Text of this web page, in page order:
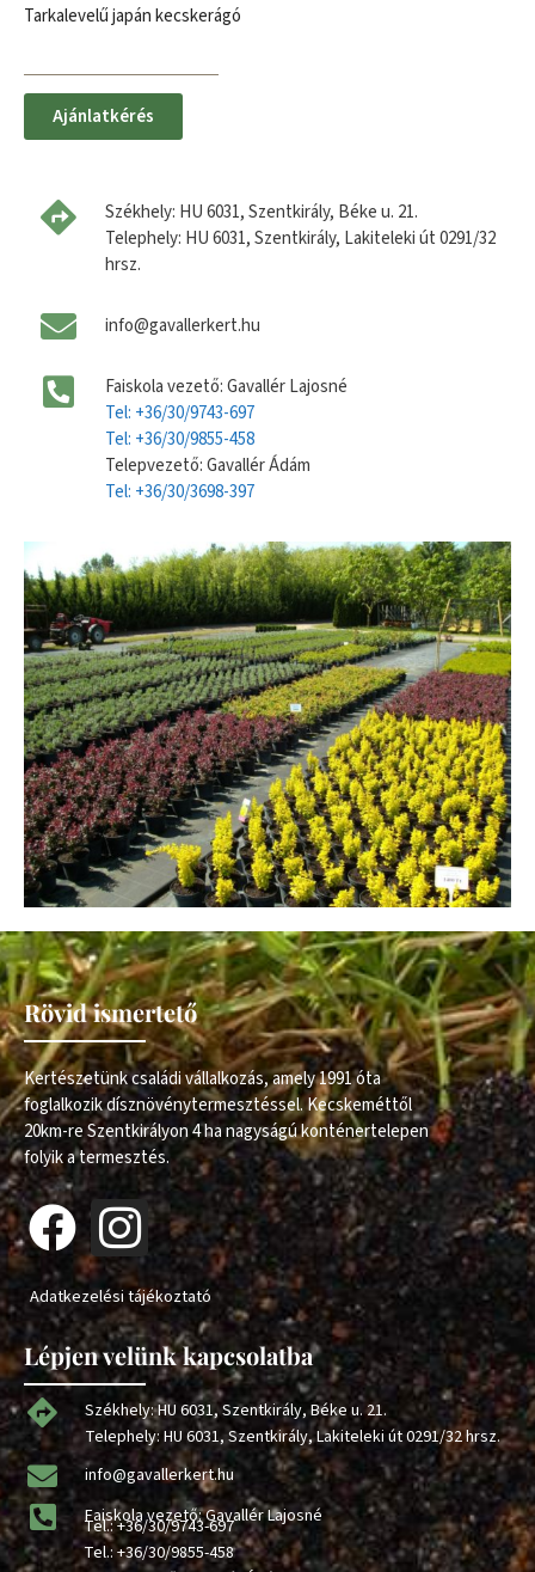
Tarkalevelű japán kecskerágó
Ajánlatkérés
Székhely: HU 6031, Szentkirály, Béke u. 21.
Telephely: HU 6031, Szentkirály, Lakiteleki út 0291/32
hrsz.
info@gavallerkert.hu
Faiskola vezető: Gavallér Lajosné
Tel: +36/30/9743-697
Tel: +36/30/9855-458
Telepvezető: Gavallér Ádám
Tel: +36/30/3698-397
Rövid ismertető
Kertészetünk családi vállalkozás, amely 1991 óta
foglalkozik dísznövénytermesztéssel. Kecskeméttől
20km-re Szentkirályon 4 ha nagyságú konténertelepen
folyik a termesztés.
Adatkezelési tájékoztató
Lépjen velünk kapcsolatba
Székhely: HU 6031, Szentkirály, Béke u. 21.
Telephely: HU 6031, Szentkirály, Lakiteleki út 0291/32 hrsz.
info@gavallerkert.hu
Faiskola vezető: Gavallér Lajosné
Tel.:+36/30/9743-697
Tel.:+36/30/9855-458